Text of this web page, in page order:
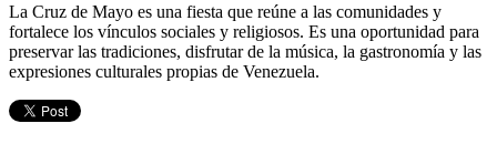
La Cruz de Mayo es una fiesta que reúne a las comunidades y
fortalece los vínculos sociales y religiosos. Es una oportunidad para
preservar las tradiciones, disfrutar de la música, la gastronomía y las
expresiones culturales propias de Venezuela.